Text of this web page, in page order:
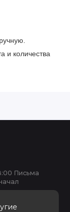
и количества
Письма